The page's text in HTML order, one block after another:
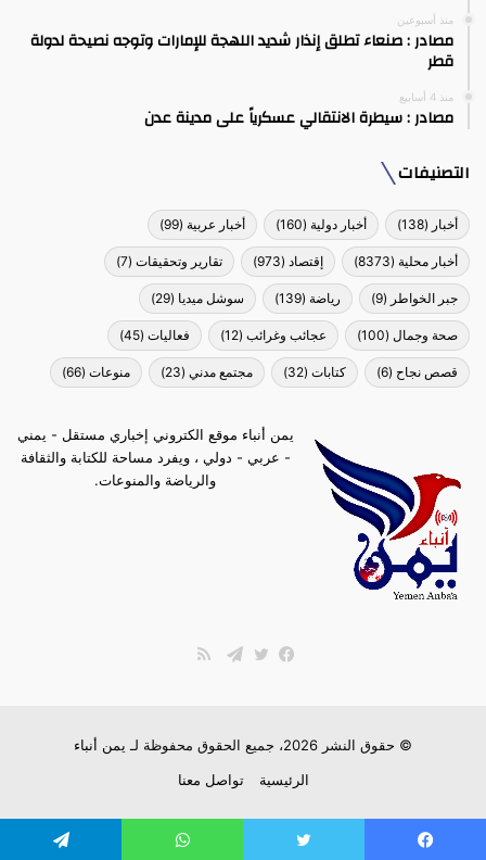
منذ أسبوعين
مصادر : صنعاء تطلق إنذار شديد اللهجة للإمارات وتوجه نصيحة لدولة
قطر
منذ 4 أسابيع
مصادر : سيطرة الانتقالي عسكرياً على مدينة عدن
التصنيفات
أخبار (138) أخبار دولية (160) أخبار عربية (99)
أخبار محلية (8373) إقتصاد (973) تقارير وتحقيقات (7)
جبر الخواطر (9) رياضة (139) سوشل ميديا (29)
صحة وجمال (100) عجائب وغرائب (12) فعاليات (45)
قصص نجاح (6) كتابات (32) مجتمع مدني (23) منوعات (66)
يمن أنباء موقع الكتروني إخباري مستقل - يمني
- عربي - دولي ، ويفرد مساحة للكتابة والثقافة
والرياضة والمنوعات.
© حقوق النشر 2026، جميع الحقوق محفوظة لـ
يمن أنباء
الرئيسية
تواصل معنا